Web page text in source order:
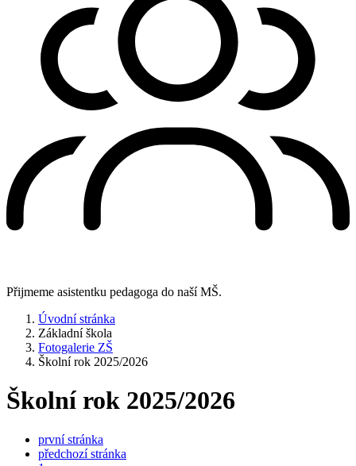
Přijmeme asistentku pedagoga do naší MŠ.
Úvodní stránka
Základní škola
Fotogalerie ZŠ
Školní rok 2025/2026
Školní rok 2025/2026
první stránka
předchozí stránka